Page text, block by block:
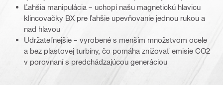
Ľahšia manipulácia – uchopí našu magnetickú hlavicu
klincovačky BX pre ľahšie upevňovanie jednou rukou a
nad hlavou
Udržateľnejšie – vyrobené s menším množstvom ocele
a bez plastovej turbíny, čo pomáha znižovať emisie CO2
v porovnaní s predchádzajúcou generáciou